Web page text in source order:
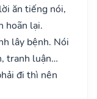
ăn tiếng nói,
hoãn lại.
lây bệnh. Nói
tranh luận…
đi thì nên